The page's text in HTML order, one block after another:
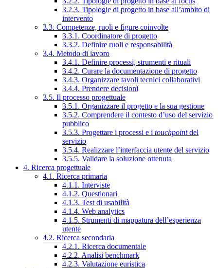
3.2.3. Tipologie di progetto in base all’ambito di
intervento
3.3. Competenze, ruoli e figure coinvolte
3.3.1. Coordinatore di progetto
3.3.2. Definire ruoli e responsabilità
3.4. Metodo di lavoro
3.4.1. Definire processi, strumenti e rituali
3.4.2. Curare la documentazione di progetto
3.4.3. Organizzare tavoli tecnici collaborativi
3.4.4. Prendere decisioni
3.5. Il processo progettuale
3.5.1. Organizzare il progetto e la sua gestione
3.5.2. Comprendere il contesto d’uso del servizio
pubblico
3.5.3. Progettare i processi e i touchpointdel
servizio
3.5.4. Realizzare l’interfaccia utente del servizio
3.5.5. Validare la soluzione ottenuta
4. Ricerca progettuale
4.1. Ricerca primaria
4.1.1. Interviste
4.1.2. Questionari
4.1.3. Test di usabilità
4.1.4. Web analytics
4.1.5. Strumenti di mappatura dell’esperienza
utente
4.2. Ricerca secondaria
4.2.1. Ricerca documentale
4.2.2. Analisi benchmark
4.2.3. Valutazione euristica